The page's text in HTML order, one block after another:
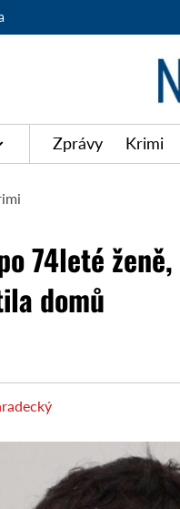
Zprávy Krimi
74leté
domů